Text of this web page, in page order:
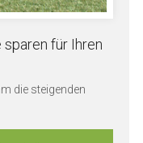
für Ihren
die steigenden